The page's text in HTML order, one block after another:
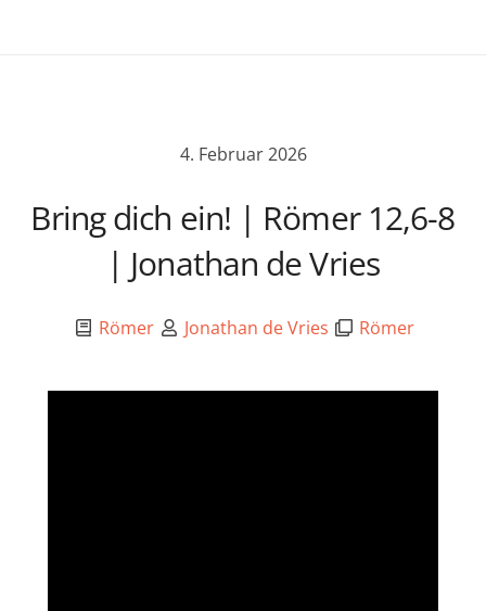
4. Februar 2026
Bring dich ein! | Römer 12,6-8
| Jonathan de Vries
Römer Jonathan de Vries Römer